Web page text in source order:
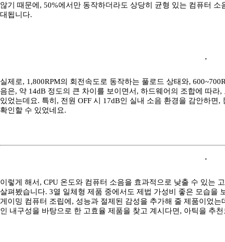
않기 때문에, 50%에서만 동작하더라도 상당히 균형 있는 컴퓨터
대됩니다.
실제로, 1,800RPM의 회전속도로 동작하는 풀로드 상태와,
음은, 약 14dB 정도의 큰 차이를 보이면서, 하드웨어의 조합에 따
있었는데요. 특히, 전원 OFF 시 17dB인 실내 소음 환경을 감안하
확인할 수 있었네요.
이렇게 해서, CPU 온도와 컴퓨터 소음을 효과적으로 낮출 수 있는
살펴봤습니다. 3열 일체형 제품 중에서도 제법 가성비 좋은 모습을
게이밍 컴퓨터 조립에, 성능과 절제된 감성을 추가해 줄 제품이었
인 내구성을 바탕으로 한 고효율 제품을 찾고 계시다면, 아틱을 추